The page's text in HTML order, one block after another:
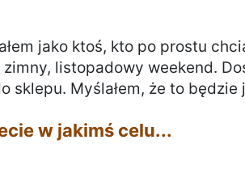
jako ktoś, kto po prostu
listopadowy weekend.
sklepu. Myślałem, że to będzie
w jakimś celu...